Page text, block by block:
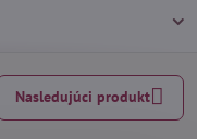
Nasledujúci produkt